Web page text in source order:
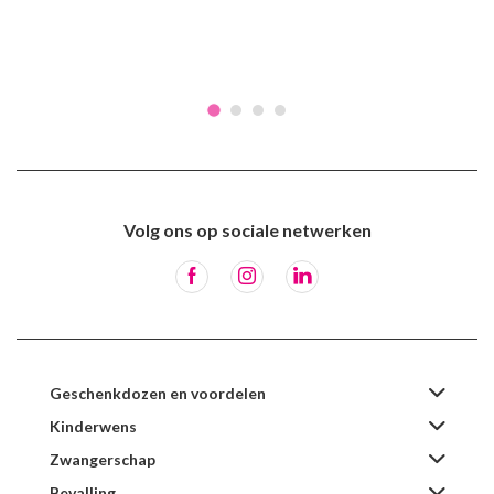
Volg ons op sociale netwerken
Geschenkdozen en voordelen
Kinderwens
Zwangerschap